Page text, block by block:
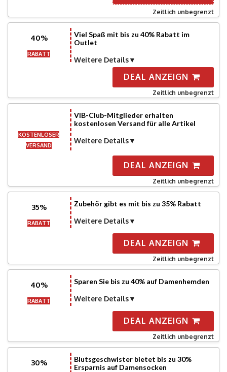
Zeitlich unbegrenzt
40%
RABATT
Viel Spaß mit bis zu 40% Rabatt im
Outlet
Weitere Details
DEAL ANZEIGN
Zeitlich unbegrenzt
KOSTENLOSER
VERSAND
VIB-Club-Mitglieder erhalten
kostenlosen Versand für alle Artikel
Weitere Details
DEAL ANZEIGN
Zeitlich unbegrenzt
35%
RABATT
Zubehör gibt es mit bis zu 35% Rabatt
Weitere Details
DEAL ANZEIGN
Zeitlich unbegrenzt
40%
RABATT
Sparen Sie bis zu 40% auf Damenhemden
Weitere Details
DEAL ANZEIGN
Zeitlich unbegrenzt
30%
Blutsgeschwister bietet bis zu 30%
Ersparnis auf Damensocken